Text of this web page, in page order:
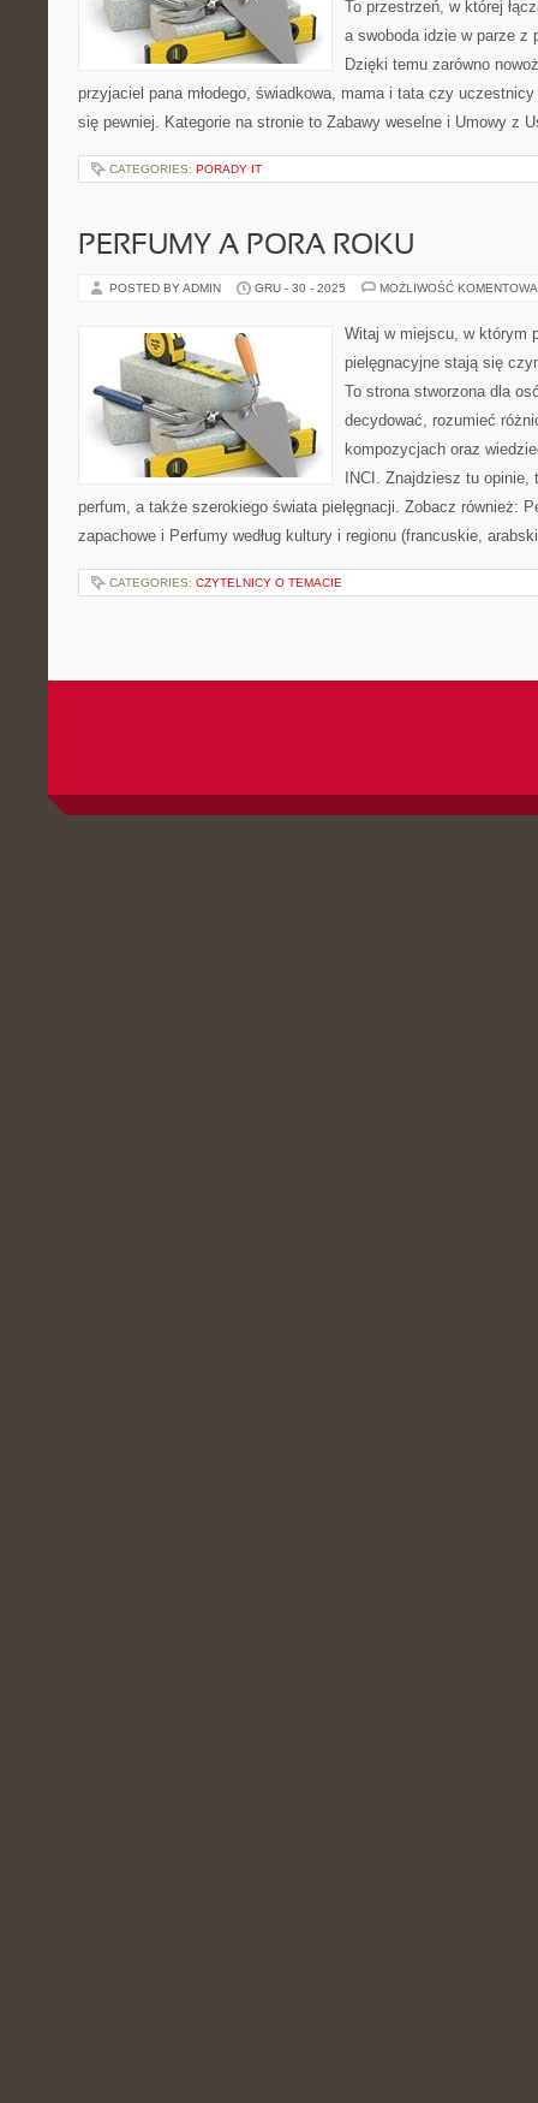
To przestrzeń, w której
a swoboda idzie w parze z
Dzięki temu zarówno
przyjaciel pana młodego, świadkowa, mama i tata czy
się pewniej. Kategorie na stronie to Zabawy weselne i Umowy z
CATEGORIES: PORADY IT
PERFUMY A PORA ROKU
POSTED BY ADMIN GRU - 30 - 2025 MOŻLIWOŚĆ
Witaj w miejscu, w którym
pielęgnacyjne stają się
To strona stworzona dla
decydować, rozumieć
kompozycjach oraz
INCI. Znajdziesz tu
perfum, a także szerokiego świata pielęgnacji. Zobacz również:
zapachowe i Perfumy według kultury i regionu (francuskie,
CATEGORIES: CZYTELNICY O TEMACIE